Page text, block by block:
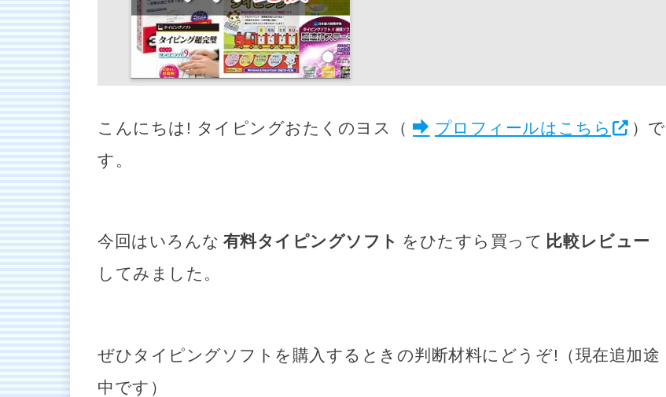
こんにちは! タイピングおたくのヨス（ プロフィールはこちら
）で
す。
今回はいろんな 有料タイピングソフト をひたすら買って 比較レビュー
してみました。
ぜひタイピングソフトを購入するときの判断材料にどうぞ!（現在追加途
中です）